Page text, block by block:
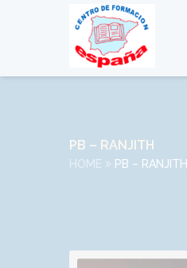
PB – RANJITH
HOME PB – RANJITH